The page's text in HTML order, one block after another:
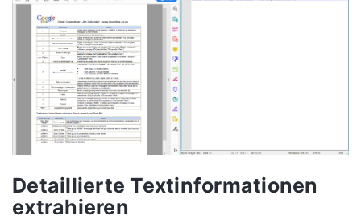
Detaillierte Textinformationen
extrahieren